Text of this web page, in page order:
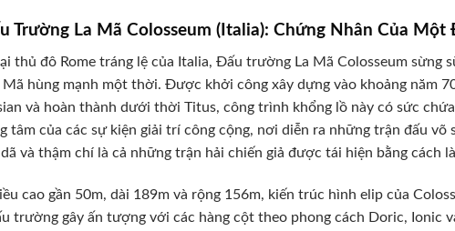
Trường La Mã Colosseum (Italia): Chứng Nhân Của Một
thủ đô Rome tráng lệ của Italia, Đấu trường La Mã Colosseum sừng
Mã hùng mạnh một thời. Được khởi công xây dựng vào khoảng năm
và hoàn thành dưới thời Titus, công trình khổng lồ này có sức
tâm của các sự kiện giải trí công cộng, nơi diễn ra những trận đấu võ
dã và thậm chí là cả những trận hải chiến giả được tái hiện bằng cách
cao gần 50m, dài 189m và rộng 156m, kiến trúc hình elip của
trường gây ấn tượng với các hàng cột theo phong cách Doric, Ionic